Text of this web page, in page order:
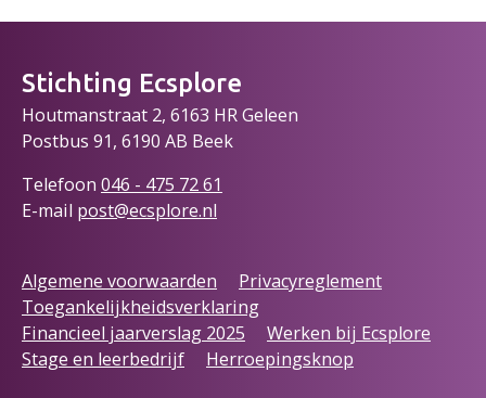
Stichting Ecsplore
Houtmanstraat 2, 6163 HR Geleen
Postbus 91, 6190 AB Beek
Telefoon 046 - 475 7261
E-mail post@ecsplore.nl
Algemene voorwaarden
Privacyreglement
Toegankelijkheidsverklaring
Financieel jaarverslag 2025
Werken bij Ecsplore
Stage en leerbedrijf
Herroepingsknop